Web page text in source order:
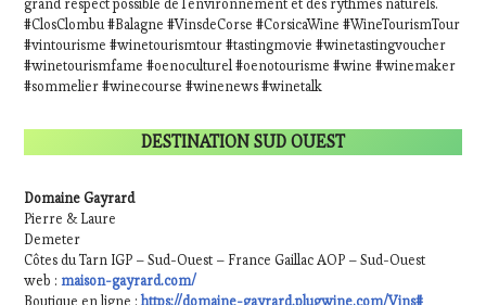
#ClosClombu #Balagne #VinsdeCorse #CorsicaWine #WineTourismTour
#vintourisme #winetourismtour #tastingmovie #winetastingvoucher
#winetourismfame #oenoculturel #oenotourisme #wine #winemaker
#sommelier #winecourse #winenews #winetalk
DESTINATION SUD OUEST
Domaine Gayrard
Pierre & Laure
Demeter
Côtes du Tarn IGP – Sud-Ouest – France Gaillac AOP – Sud-Ouest
web :maison-gayrard.com/
Boutique en ligne :https://domaine-gayrard.plugwine.com/Vins#